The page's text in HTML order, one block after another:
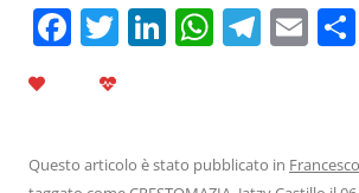
F
b
T Li
dI
W
A
T
a
E
Questo articolo è stato pubblicato in